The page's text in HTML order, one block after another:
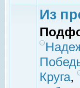
Из
Круга,